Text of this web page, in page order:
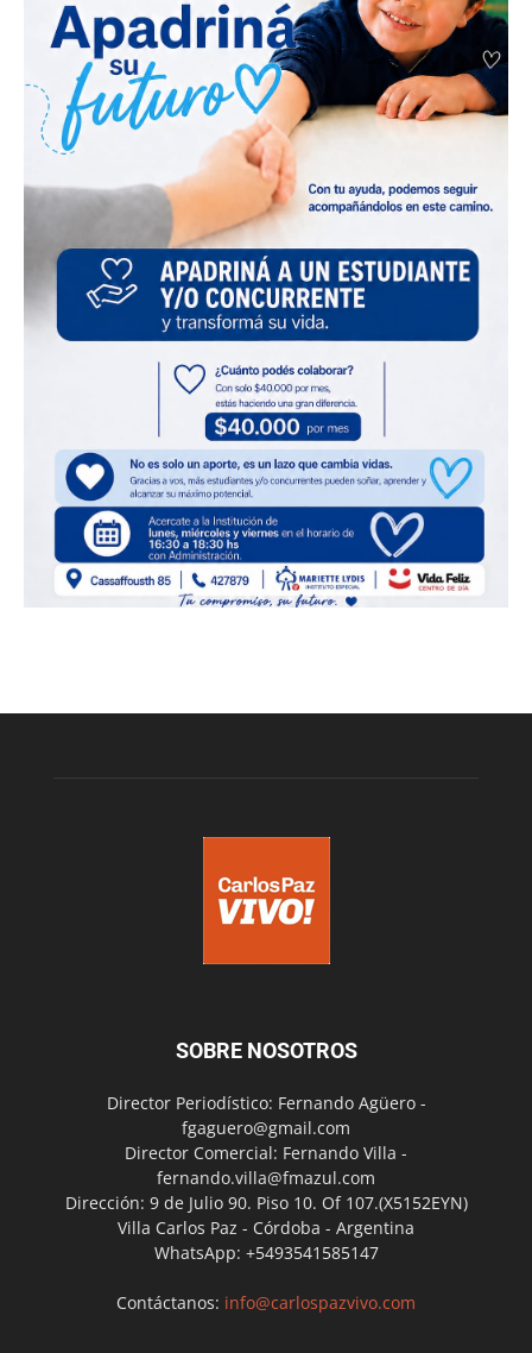
SOBRE NOSOTROS
Director Periodístico: Fernando Agüero -
fgaguero@gmail.com
Director Comercial: Fernando Villa -
fernando.villa@fmazul.com
Dirección: 9 de Julio 90. Piso 10. Of 107.(X5152EYN)
Villa Carlos Paz - Córdoba - Argentina
WhatsApp: +5493541585147
Contáctanos: info@carlospazvivo.com